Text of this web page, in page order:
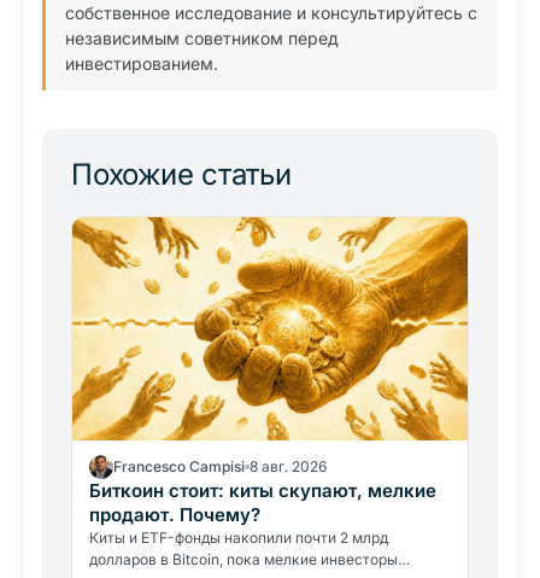
собственное исследование и консультируйтесь с
независимым советником перед
инвестированием.
Похожие статьи
Francesco Campisi 8 авг. 2026
Биткоин стоит: киты скупают, мелкие
продают. Почему?
Киты и ETF-фонды накопили почти 2 млрд
долларов в Bitcoin, пока мелкие инвесторы